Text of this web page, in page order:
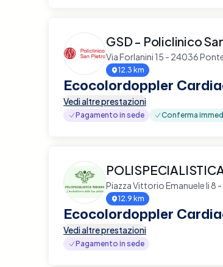
GSD - Policlinico
Via Forlanini 15 - 24036
12.3 km
Ecocolordoppler
Vedi altre prestazioni
Pagamento in sede Conferma
Piazza Vittorio Emanuele Ii 8
12.9 km
Ecocolordoppler
Vedi altre prestazioni
Pagamento in sede